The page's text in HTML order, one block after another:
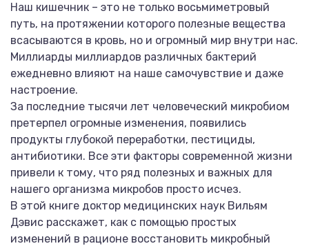
Наш кишечник – это не только восьмиметровый
путь, на протяжении которого полезные вещества
всасываются в кровь, но и огромный мир внутри нас.
Миллиарды миллиардов различных бактерий
ежедневно влияют на наше самочувствие и даже
настроение.
За последние тысячи лет человеческий микробиом
претерпел огромные изменения, появились
продукты глубокой переработки, пестициды,
антибиотики. Все эти факторы современной жизни
привели к тому, что ряд полезных и важных для
нашего организма микробов просто исчез.
В этой книге доктор медицинских наук Вильям
Дэвис расскажет, как с помощью простых
изменений в рационе восстановить микробный